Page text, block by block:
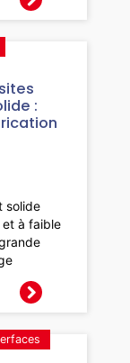
:
solide
et à faible